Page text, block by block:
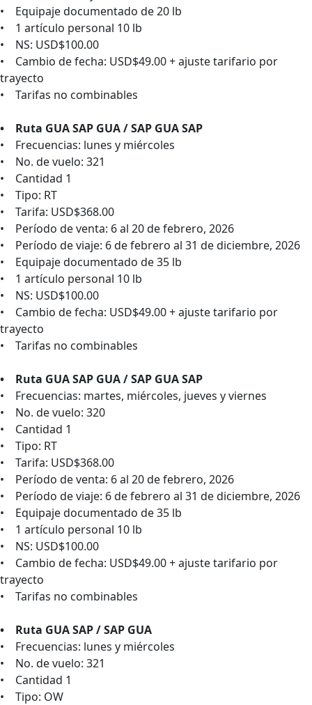
• Equipaje documentado de 20 lb
• 1 artículo personal 10 lb
• NS: USD$100.00
• Cambio de fecha: USD$49.00 + ajuste tarifario por
trayecto
• Tarifas no combinables
• Ruta GUA SAP GUA / SAP GUA SAP
• Frecuencias: lunes y miércoles
• No. de vuelo: 321
• Cantidad 1
• Tipo: RT
• Tarifa: USD$368.00
• Período de venta: 6 al 20 de febrero, 2026
• Período de viaje: 6 de febrero al 31 de diciembre, 2026
• Equipaje documentado de 35 lb
• 1 artículo personal 10 lb
• NS: USD$100.00
• Cambio de fecha: USD$49.00 + ajuste tarifario por
trayecto
• Tarifas no combinables
• Ruta GUA SAP GUA / SAP GUA SAP
• Frecuencias: martes, miércoles, jueves y viernes
• No. de vuelo: 320
• Cantidad 1
• Tipo: RT
• Tarifa: USD$368.00
• Período de venta: 6 al 20 de febrero, 2026
• Período de viaje: 6 de febrero al 31 de diciembre, 2026
• Equipaje documentado de 35 lb
• 1 artículo personal 10 lb
• NS: USD$100.00
• Cambio de fecha: USD$49.00 + ajuste tarifario por
trayecto
• Tarifas no combinables
• Ruta GUA SAP / SAP GUA
• Frecuencias: lunes y miércoles
• No. de vuelo: 321
• Cantidad 1
• Tipo: OW